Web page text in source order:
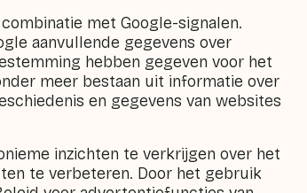
met Google-signalen.
aanvullende gegevens over
hebben gegeven voor het
meer bestaan uit informatie over
en gegevens van websites
inzichten te verkrijgen over het
te verbeteren. Door het gebruik